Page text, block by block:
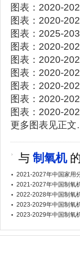
图表：2020-
图表：2020-
图表：2025-
图表：2020-
图表：2020-
图表：2020-
图表：2020-
图表：2020-
图表：2020-
更多图表见正
与 制氧机
2021-2027年中国家用
2021-2027年中国制氧
2022-2028年中国制氧
2023-2029年中国制氧
2023-2029年中国制氧